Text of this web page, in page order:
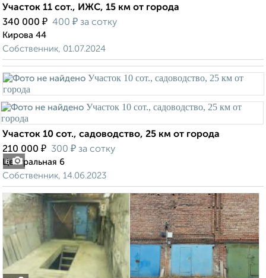
Участок 11 сот., ИЖС, 15 км от города
340 000 ₽ 400 ₽ за сотку
Кирова 44
Собственник, 01.07.2024
6
Участок 10 сот., садоводство, 25 км от города
210 000 ₽ 300 ₽ за сотку
Центральная 6
Собственник, 14.06.2023